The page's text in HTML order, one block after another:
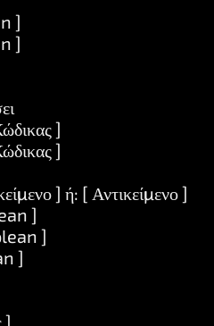
]
]
]
]
] ή: [ Αντικείμενο ]
]
]
]
]